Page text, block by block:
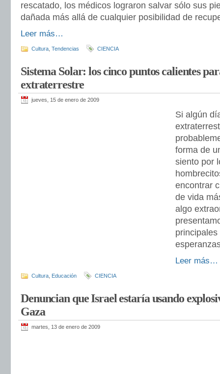
rescatado, los médicos lograron salvar sólo sus
dañada más allá de cualquier posibilidad de
Leer más…
Cultura Tendencias CIENCIA
Sistema Solar: los cinco puntos calientes
extraterrestre
jueves, 15 de enero de 2009
Si algún
forma de
siento por
encontrar
de vida
algo
Leer más…
Cultura Educación CIENCIA
Denuncian que Israel estaría usando
Gaza
martes, 13 de enero de 2009